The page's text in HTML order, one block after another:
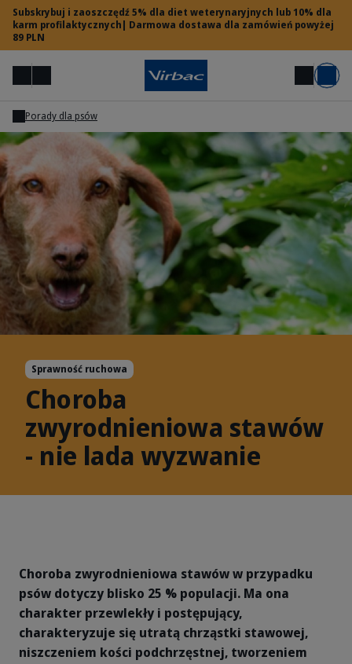
Subskrybuj i zaoszczędź 5% dla diet weterynaryjnych lub 10% dla
karm profilaktycznych| Darmowa dostawa dla zamówień powyżej
89 PLN
MenuSzukaj Moje konto Koszyk
Dostęp dla lekarzy weterynarii
Potrzebujesz pomocy?
Porady dla psów
Sprawność ruchowa
Choroba
zwyrodnieniowa stawów
- nie lada wyzwanie
Choroba zwyrodnieniowa stawów w przypadku
psów dotyczy blisko 25 % populacji. Ma ona
charakter przewlekły i postępujący,
charakteryzuje się utratą chrząstki stawowej,
niszczeniem kości podchrzęstnej, tworzeniem